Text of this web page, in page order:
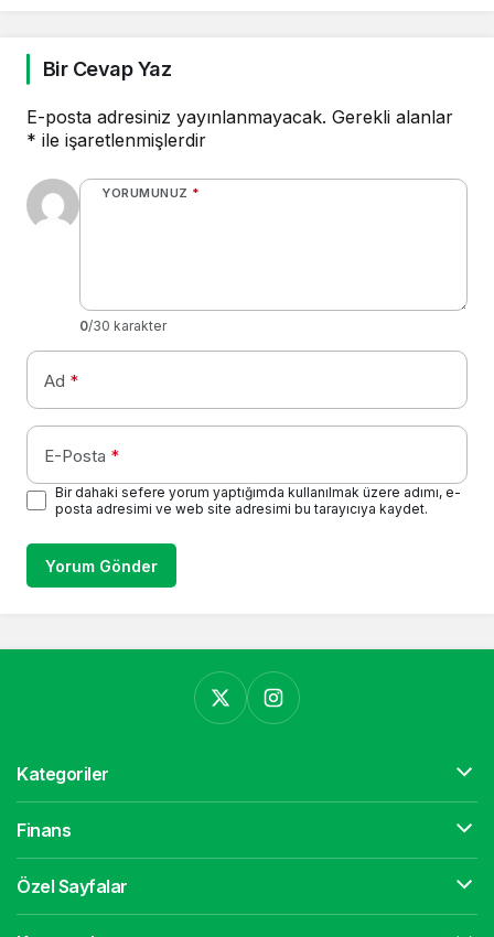
Bir Cevap Yaz
E-posta adresiniz yayınlanmayacak. Gerekli alanlar
* ile işaretlenmişlerdir
YORUMUNUZ *
0/30 karakter
Ad *
E-Posta *
Bir dahaki sefere yorum yaptığımda kullanılmak üzere adımı, e-
posta adresimi ve web site adresimi bu tarayıcıya kaydet.
Yorum Gönder
Kategoriler
Finans
Özel Sayfalar